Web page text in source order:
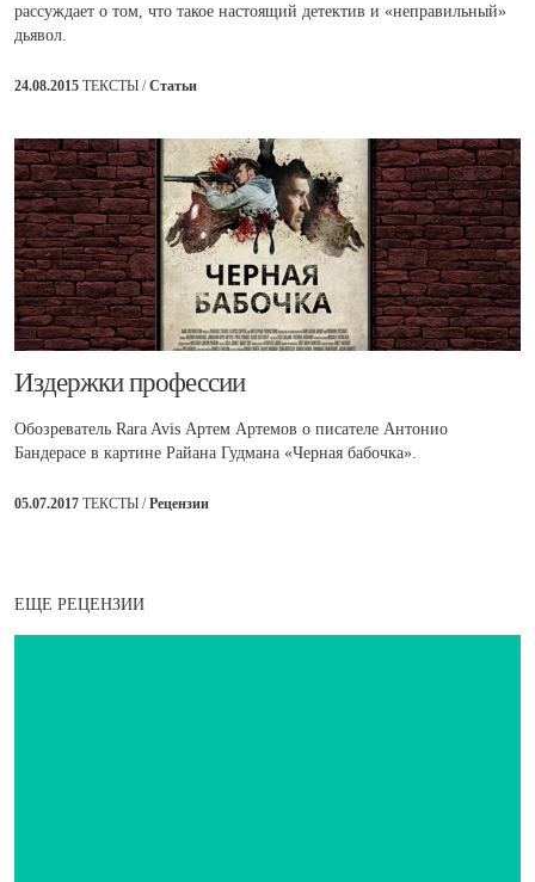
рассуждает о том, что такое настоящий детектив и «неправильный»
дьявол.
24.08.2015 ТЕКСТЫ /Статьи
Издержки профессии
Обозреватель Rara Avis Артем Артемов о писателе Антонио
Бандерасе в картине Райана Гудмана «Черная бабочка».
05.07.2017 ТЕКСТЫ /Рецензии
ЕЩЕ РЕЦЕНЗИИ